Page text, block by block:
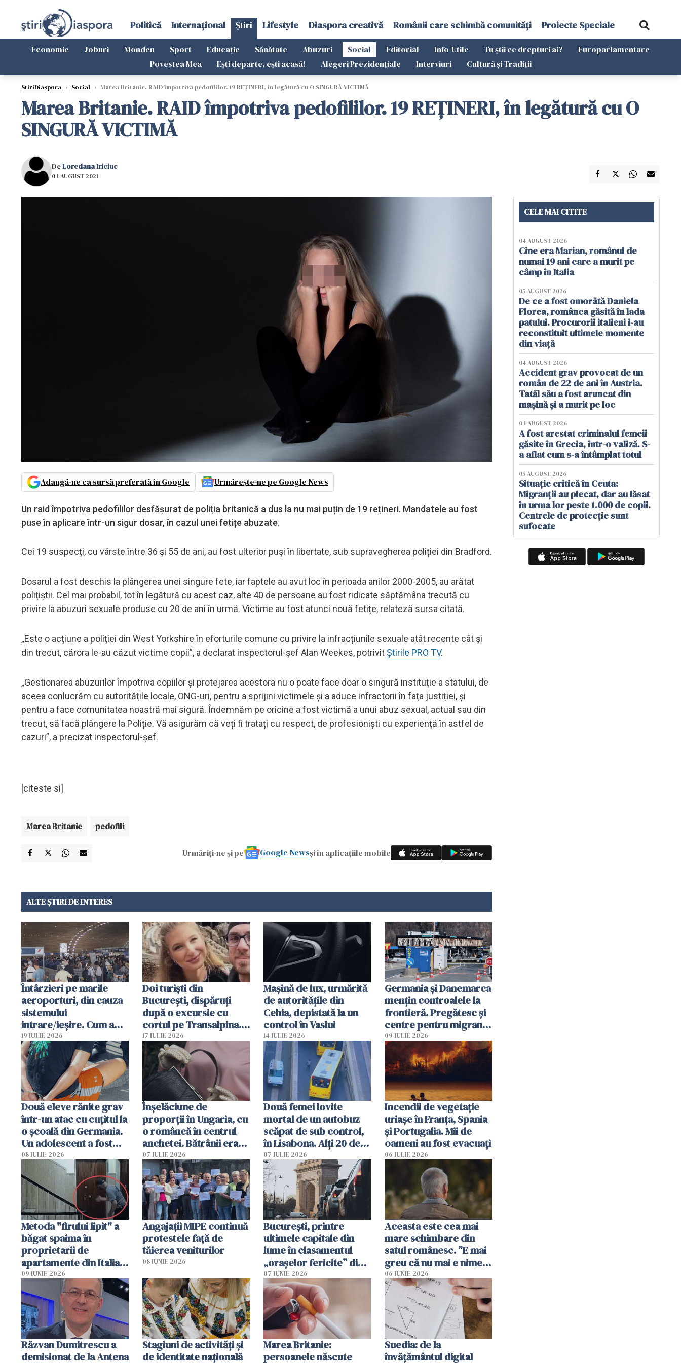
Politică Internațional Știri Lifestyle Diaspora creativă Românii care schimbă comunități Proiecte Speciale
Economie Joburi Monden Sport Educație Sănătate Abuzuri Social Editorial Info-Utile Tu știi ce drepturi ai?
Europarlamentare
Povestea Mea
Ești departe, ești acasă! Alegeri Prezidențiale Interviuri Cultură și Tradiții
StiriDiaspora › Social › Marea Britanie. RAID împotriva pedofililor. 19 REȚINERI, în legătură cu O SINGURĂ VICTIMĂ
Marea Britanie. RAID împotriva pedofililor. 19 REȚINERI, în legătură cu O
SINGURĂ VICTIMĂ
DeLoredana Iriciuc
04 AUGUST 2021
Adaugă-ne ca sursă preferată în Google Urmărește-ne pe Google News
Un raid împotriva pedofililor desfășurat de poliția britanică a dus la nu mai puțin de 19 rețineri. Mandatele au fost
puse în aplicare într-un sigur dosar, în cazul unei fetițe abuzate.
Cei 19 suspecți, cu vârste între 36 și 55 de ani, au fost ulterior puși în libertate, sub supravegherea poliției din Bradford.
Dosarul a fost deschis la plângerea unei singure fete, iar faptele au avut loc în perioada anilor 2000-2005, au arătat
polițiștii. Cel mai probabil, tot în legătură cu acest caz, alte 40 de persoane au fost ridicate săptămâna trecută cu
privire la abuzuri sexuale produse cu 20 de ani în urmă. Victime au fost atunci nouă fetițe, relateză sursa citată.
„Este o acțiune a poliției din West Yorkshire în eforturile comune cu privire la infracțiunile sexuale atât recente cât și
din trecut, cărora le-au căzut victime copii”, a declarat inspectorul-șef Alan Weekes, potrivitȘtirile PRO TV.
„Gestionarea abuzurilor împotriva copiilor și protejarea acestora nu o poate face doar o singură instituție a statului, de
aceea conlucrăm cu autoritățile locale, ONG-uri, pentru a sprijini victimele și a aduce infractorii în fața justiției, și
pentru a face comunitatea noastră mai sigură. Îndemnăm pe oricine a fost victimă a unui abuz sexual, actual sau din
trecut, să facă plângere la Poliție. Vă asigurăm că veți fi tratați cu respect, de profesioniști cu experiență în astfel de
cazuri”, a precizat inspectorul-șef.
[citeste si]
Marea Britanie pedofili
Urmăriți-ne și pe Google Newsși în aplicațiile mobile
ALTE ȘTIRI DE INTERES
Întârzieri pe marile
aeroporturi, din cauza
sistemului
intrare/ieșire. Cum a
ajuns o femeie să fie
arestată în Cluj-Napoca
19 IULIE 2026
Doi turiști din
București, dispăruți
după o excursie cu
cortul pe Transalpina.
Poliția și familia îi caută
17 IULIE 2026
Mașină de lux, urmărită
de autoritățile din
Cehia, depistată la un
control în Vaslui
14 IULIE 2026
Germania și Danemarca
mențin controalele la
frontieră. Pregătesc și
centre pentru migranții
respinși din UE
09 IULIE 2026
Două eleve rănite grav
într-un atac cu cuțitul la
o școală din Germania.
Un adolescent a fost
arestat
08 IULIE 2026
Înșelăciune de
proporții în Ungaria, cu
o româncă în centrul
anchetei. Bătrânii erau
puși să lase la poartă
genți cu aur și bani
07 IULIE 2026
Două femei lovite
mortal de un autobuz
scăpat de sub control,
în Lisabona. Alți 20 de
oameni sunt răniți
07 IULIE 2026
Incendii de vegetație
uriașe în Franța, Spania
și Portugalia. Mii de
oameni au fost evacuați
06 IULIE 2026
Metoda "firului lipit" a
băgat spaima în
proprietarii de
apartamente din Italia.
Poliția, sesizată
09 IUNIE 2026
Angajaţii MIPE continuă
protestele faţă de
tăierea veniturilor
08 IUNIE 2026
București, printre
ultimele capitale din
lume în clasamentul
„orașelor fericite” din
2026
07 IUNIE 2026
Aceasta este cea mai
mare schimbare din
satul românesc. ”E mai
greu că nu mai e nimeni
pe-aici, prin jur”
06 IUNIE 2026
Răzvan Dumitrescu a
demisionat de la Antena
Stagiuni de activități și
de identitate națională
Marea Britanie:
persoanele născute
Suedia: de la
învățământul digital
CELE MAI CITITE
04 AUGUST 2026
Cine era Marian, românul de
numai 19 ani care a murit pe
câmp în Italia
05 AUGUST 2026
De ce a fost omorâtă Daniela
Florea, românca găsită în lada
patului. Procurorii italieni i-au
reconstituit ultimele momente
din viață
04 AUGUST 2026
Accident grav provocat de un
român de 22 de ani în Austria.
Tatăl său a fost aruncat din
mașină și a murit pe loc
04 AUGUST 2026
A fost arestat criminalul femeii
găsite în Grecia, într-o valiză. S-
a aflat cum s-a întâmplat totul
05 AUGUST 2026
Situație critică în Ceuta:
Migranții au plecat, dar au lăsat
în urma lor peste 1.000 de copii.
Centrele de protecție sunt
sufocate